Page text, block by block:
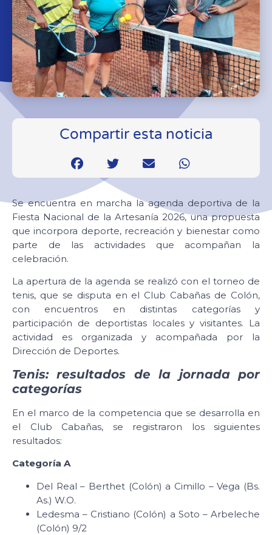
Compartir esta noticia
Se encuentra en marcha la agenda deportiva de la
Fiesta Nacional de la Artesanía 2026, una propuesta
que incorpora deporte, recreación y bienestar como
parte de las actividades que acompañan la
celebración.
La apertura de la agenda se realizó con el torneo de
tenis, que se disputa en el Club Cabañas de Colón,
con encuentros en distintas categorías y
participación de deportistas locales y visitantes. La
actividad es organizada y acompañada por la
Dirección de Deportes.
Tenis: resultados de la jornada por
categorías
En el marco de la competencia que se desarrolla en
el Club Cabañas, se registraron los siguientes
resultados:
Categoría A
Del Real – Berthet (Colón) a Cimillo – Vega (Bs.
As.) W.O.
Ledesma – Cristiano (Colón) a Soto – Arbeleche
(Colón) 9/2